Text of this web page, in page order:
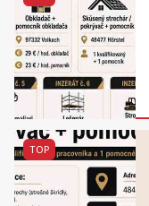
TOP